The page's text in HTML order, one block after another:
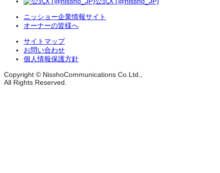
ニッショー企業情報サイト
オーナーの皆様へ
サイトマップ
お問い合わせ
個人情報保護方針
Copyright © NisshoCommunications Co.Ltd.,
All Rights Reserved.